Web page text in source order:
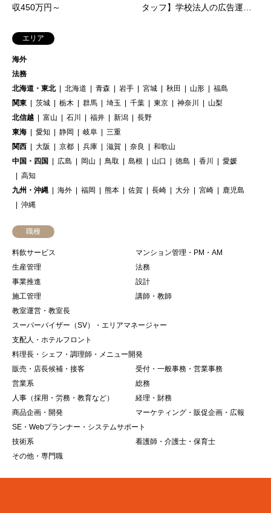
収450万円～
タッフ】学校法人の広告運…
エリア
海外
法務
北海道・東北
北海道 青森 岩手 宮城 秋田 山形
福島
関東
茨城 栃木 群馬 埼玉 千葉 東京 神奈川
山梨
北信越
富山 石川 福井 新潟
長野
東海
愛知 静岡 岐阜
三重
関西
大阪 京都 兵庫 滋賀 奈良
和歌山
中国・四国
広島 岡山 鳥取 島根 山口 徳島 香川
愛媛
高知
九州・沖縄
海外 福岡 熊本 佐賀 長崎 大分 宮崎
鹿児島
沖縄
職種
料飲サービス
マンション管理・PM・AM
生産管理
法務
事業推進
設計
施工管理
講師・教師
教室運営・教室長
スーパーバイザー（SV）・エリアマネージャー
支配人・ホテルフロント
料理長・シェフ・調理師・メニュー開発
販売・店長候補・接客
受付・一般事務・営業事務
営業系
総務
人事（採用・労務・教育など）
経理・財務
商品企画・開発
マーケティング・販促企画・広報
SE・Webプランナー・システムサポート
技術系
看護師・介護士・保育士
その他・専門職